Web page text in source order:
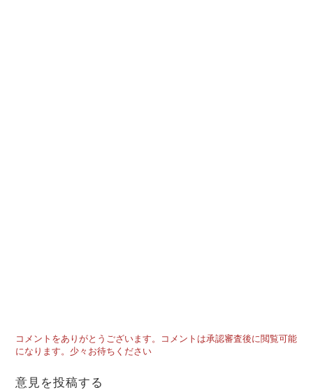
コメントをありがとうございます。コメントは承認審査後に閲覧可能
になります。少々お待ちください
意見を投稿する